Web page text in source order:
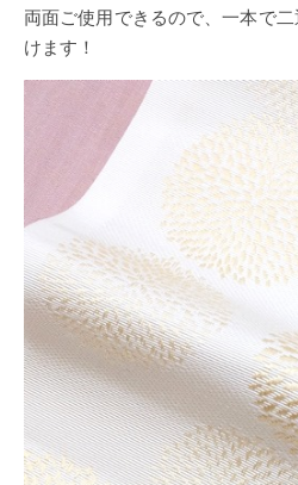
両面ご使用できるので、一本で
けます！